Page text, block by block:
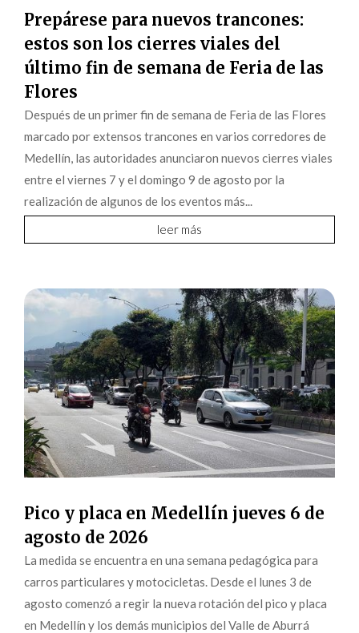
Prepárese para nuevos trancones:
estos son los cierres viales del
último fin de semana de Feria de las
Flores
Después de un primer fin de semana de Feria de las Flores
marcado por extensos trancones en varios corredores de
Medellín, las autoridades anunciaron nuevos cierres viales
entre el viernes 7 y el domingo 9 de agosto por la
realización de algunos de los eventos más...
leer más
Pico y placa en Medellín jueves 6 de
agosto de 2026
La medida se encuentra en una semana pedagógica para
carros particulares y motocicletas. Desde el lunes 3 de
agosto comenzó a regir la nueva rotación del pico y placa
en Medellín y los demás municipios del Valle de Aburrá